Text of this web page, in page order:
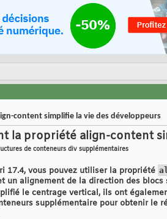
content simplifie la vie des développeurs
la propriété align-content
de conteneurs div supplémentaires
17.4, vous pouvez utiliser la propriété
un alignement de la direction des
le centrage vertical, ils ont
supplémentaire pour obtenir le